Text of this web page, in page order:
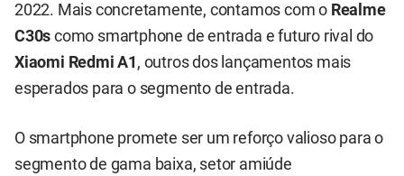
2022. Mais concretamente, contamos com o Realme
C30s como smartphone de entrada e futuro rival do
Xiaomi Redmi A1 , outros dos lançamentos mais
esperados para o segmento de entrada.
O smartphone promete ser um reforço valioso para o
segmento de gama baixa, setor amiúde